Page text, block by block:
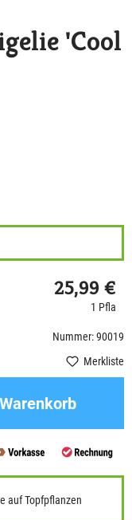
'Cool
25,99 €
1 Pfla
Nummer: 90019
Merkliste
auf Topfpflanzen